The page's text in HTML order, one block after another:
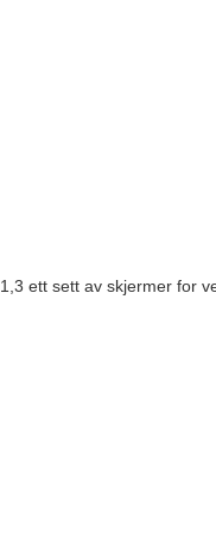
1,3 ett sett av skjermer for